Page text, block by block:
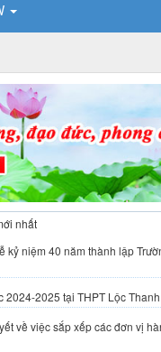
nhất
kỷ niệm 40 năm thành lập
2024-2025 tại THPT Lộc Thanh
về việc sắp xếp các đơn vị